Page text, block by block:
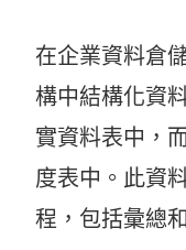
在企業資料倉
構中結構化資
實資料表中，
度表中。此資
程，包括彙總